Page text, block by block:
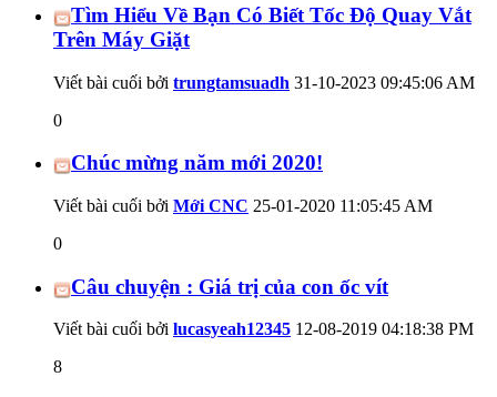
Tìm Hiểu Về Bạn Có Biết Tốc Độ Quay Vắt
Trên Máy Giặt
Viết bài cuối bởi trungtamsuadh 31-10-2023 09:45:06 AM
0
Chúc mừng năm mới 2020!
Viết bài cuối bởi Mới CNC 25-01-2020 11:05:45 AM
0
Câu chuyện : Giá trị của con ốc vít
Viết bài cuối bởi lucasyeah12345 12-08-2019 04:18:38 PM
8